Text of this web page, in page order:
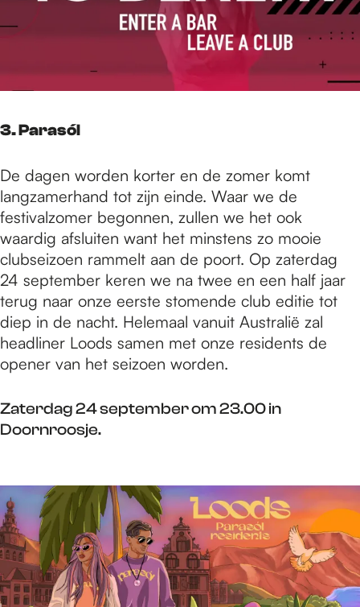
3. Parasól
De dagen worden korter en de zomer komt
langzamerhand tot zijn einde. Waar we de
festivalzomer begonnen, zullen we het ook
waardig afsluiten want het minstens zo mooie
clubseizoen rammelt aan de poort. Op zaterdag
24 september keren we na twee en een half jaar
terug naar onze eerste stomende club editie tot
diep in de nacht. Helemaal vanuit Australië zal
headliner Loods samen met onze residents de
opener van het seizoen worden.
Zaterdag 24 september om 23.00 in
Doornroosje.